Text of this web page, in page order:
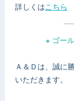
詳しくはこちら
● ゴー
Ａ＆Ｄは、誠に
いただきます。